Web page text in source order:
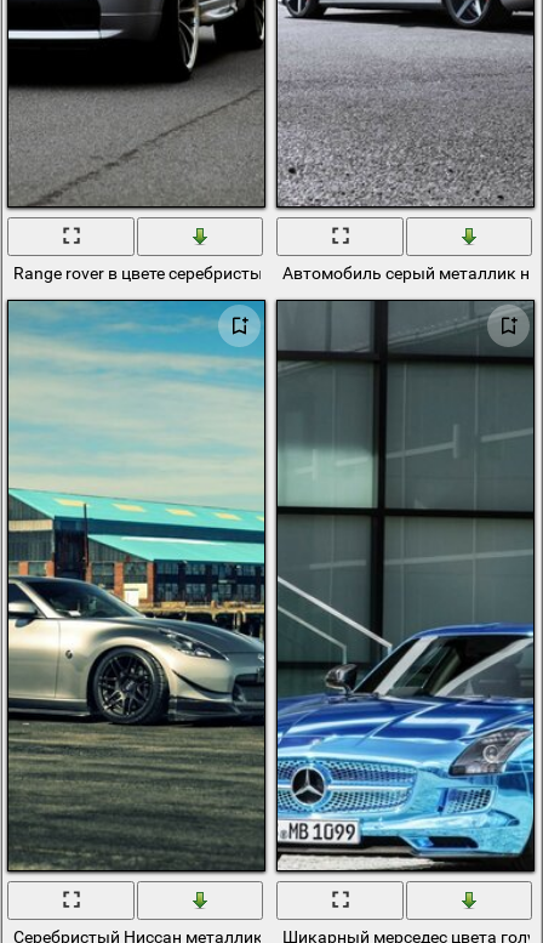
Range rover в цвете серебристый металликАвтомобиль серый металлик
Серебристый Ниссан металлик в городеШикарный мерседес цвета